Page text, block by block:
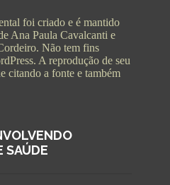
foi criado e é mantido
Ana Paula Cavalcanti e
Não tem fins
A reprodução de seu
citando a fonte e também
SAÚDE